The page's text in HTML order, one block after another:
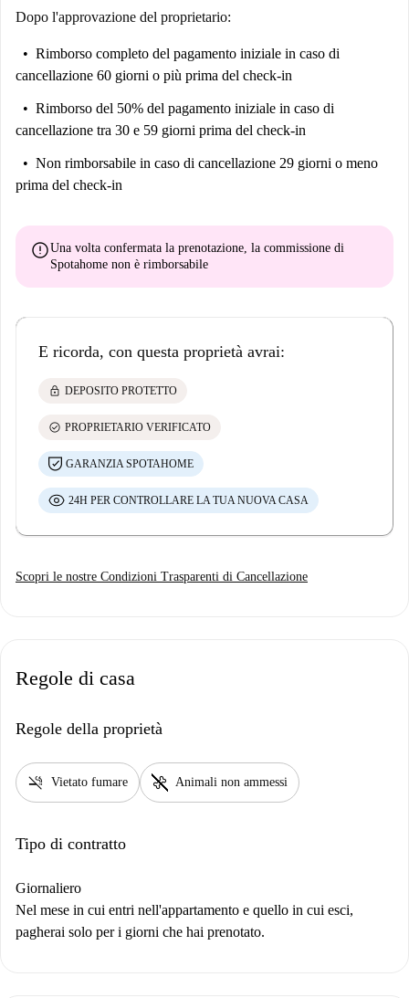
culturali, assicurandovi di vivere il fascino e lo stile di vita unici di La
Dopo l'approvazione del proprietario:
Rimborso completo del pagamento iniziale in caso di
cancellazione 60 giorni o più prima del check-in
Rimborso del 50% del pagamento iniziale in caso di
cancellazione tra 30 e 59 giorni prima del check-in
Non rimborsabile in caso di cancellazione 29 giorni o meno
prima del check-in
errorUna volta confermata la prenotazione, la commissione di
Spotahome non è rimborsabile
E ricorda, con questa proprietà avrai:
lock DEPOSITO PROTETTO
check_circle PROPRIETARIO VERIFICATO
GARANZIA SPOTAHOME
24H PER CONTROLLARE LA TUA NUOVA CASA
Scopri le nostre Condizioni Trasparenti di Cancellazione
Regole di casa
Regole della proprietà
smoke_free Vietato fumare pet_supplies Animali non ammessi
Tipo di contratto
Giornaliero
Nel mese in cui entri nell'appartamento e quello in cui esci,
pagherai solo per i giorni che hai prenotato.